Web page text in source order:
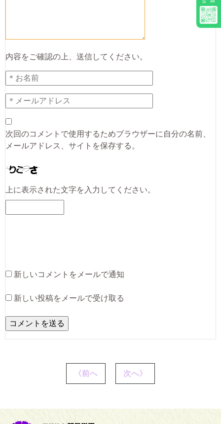
内容をご確認の上、送信してください。
次回のコメントで使用するためブラウザーに自分の名前、
メールアドレス、サイトを保存する。
上に表示された文字を入力してください。
新しいコメントをメールで通知
新しい投稿をメールで受け取る
《前へ 次へ》